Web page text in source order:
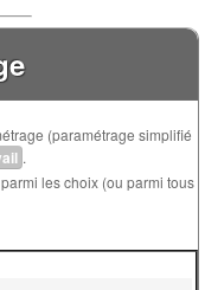
(paramétrage simplifié
.
les choix (ou parmi tous